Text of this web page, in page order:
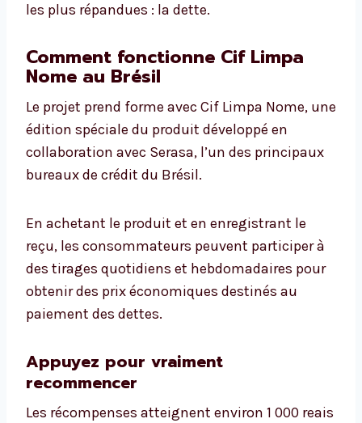
les plus répandues : la dette.
Comment fonctionne Cif Limpa
Nome au Brésil
Le projet prend forme avec Cif Limpa Nome, une
édition spéciale du produit développé en
collaboration avec Serasa, l’un des principaux
bureaux de crédit du Brésil.
En achetant le produit et en enregistrant le
reçu, les consommateurs peuvent participer à
des tirages quotidiens et hebdomadaires pour
obtenir des prix économiques destinés au
paiement des dettes.
Appuyez pour vraiment
recommencer
Les récompenses atteignent environ 1 000 reais